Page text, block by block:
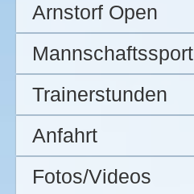
Arnstorf Open
Mannschaftssport
Trainerstunden
Anfahrt
Fotos/Videos